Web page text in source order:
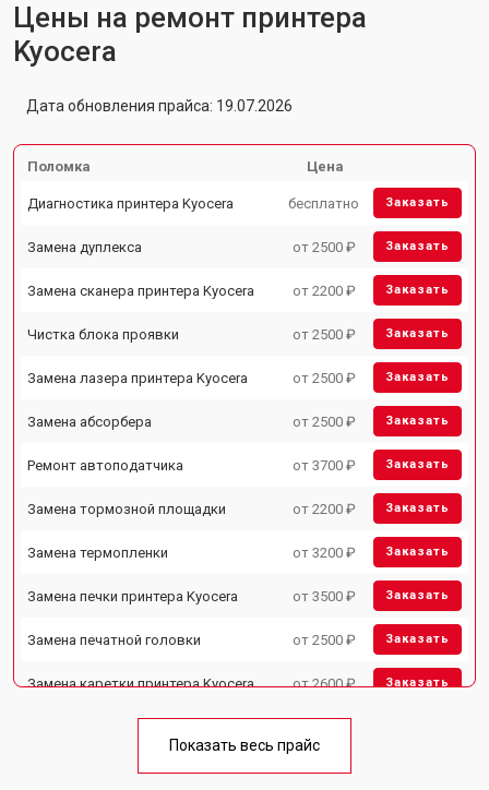
Цены на ремонт принтера
Kyocera
Дата обновления прайса: 19.07.2026
Поломка Цена
Диагностика принтера Kyocera бесплатно Заказать
Замена дуплекса от 2500 ₽ Заказать
Замена сканера принтера Kyocera от 2200 ₽ Заказать
Чистка блока проявки от 2500 ₽ Заказать
Замена лазера принтера Kyocera от 2500 ₽ Заказать
Замена абсорбера от 2500 ₽ Заказать
Ремонт автоподатчика от 3700 ₽ Заказать
Замена тормозной площадки от 2200 ₽ Заказать
Замена термопленки от 3200 ₽ Заказать
Замена печки принтера Kyocera от 3500 ₽ Заказать
Замена печатной головки от 2500 ₽ Заказать
Замена каретки принтера Kyocera от 2600 ₽ Заказать
Замена вала принтера Kyocera от 2600 ₽
Показать весь прайс